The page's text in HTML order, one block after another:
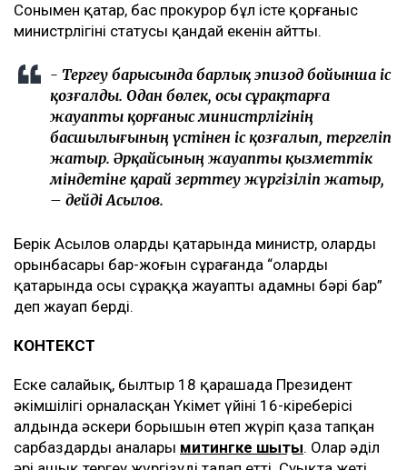
Сонымен қатар, бас прокурор бұл істе қорғаныс
министрлігінің статусы қандай екенін айтты.
- Тергеу барысында барлық эпизод бойынша іс
қозғалды. Одан бөлек, осы сұрақтарға
жауапты қорғаныс министрлігінің
басшылығының үстінен іс қозғалып, тергеліп
жатыр. Әрқайсының жауапты қызметтік
міндетіне қарай зерттеу жүргізіліп жатыр,
– дейді Асылов.
Берік Асылов олардың қатарында министр, олардың
орынбасары бар-жоғын сұрағанда “олардың
қатарында осы сұраққа жауапты адамның бәрі бар”
деп жауап берді.
КОНТЕКСТ
Еске салайық, былтыр 18 қарашада Президент
әкімшілігі орналасқан Үкімет үйінің 16-кіреберісі
алдында әскери борышын өтеп жүріп қаза тапқан
сарбаздардың аналары митингке шықты. Олар әділ